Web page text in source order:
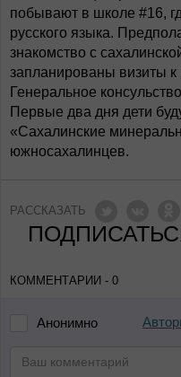
побывают в школе #16,
русского языка.
знакомство с
запланированы визиты к
Генеральное
Первые два дня дети
«Сахалинские
южносахалинцев.
РАССКАЗАТЬ
КОММЕНТАРИИ - 0
Анонимно